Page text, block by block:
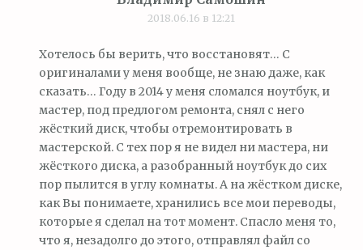
2018.06.16 в 12:21
Хотелось бы верить, что восстановят… С
оригиналами у меня вообще, не знаю даже, как
сказать… Году в 2014 у меня сломался ноутбук, и
мастер, под предлогом ремонта, снял с него
жёсткий диск, чтобы отремонтировать в
мастерской. С тех пор я не видел ни мастера, ни
жёсткого диска, а разобранный ноутбук до сих
пор пылится в углу комнаты. А на жёстком диске,
как Вы понимаете, хранились все мои переводы,
которые я сделал на тот момент. Спасло меня то,
что я, незадолго до этого, отправлял файл со